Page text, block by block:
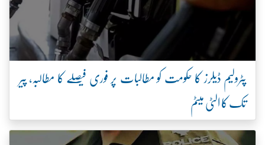
پٹرولیم ڈیلرز کا حکومت کو مطالبات پر فوری فیصلے کا مطالبہ، پیر
تک کا الٹی میٹم